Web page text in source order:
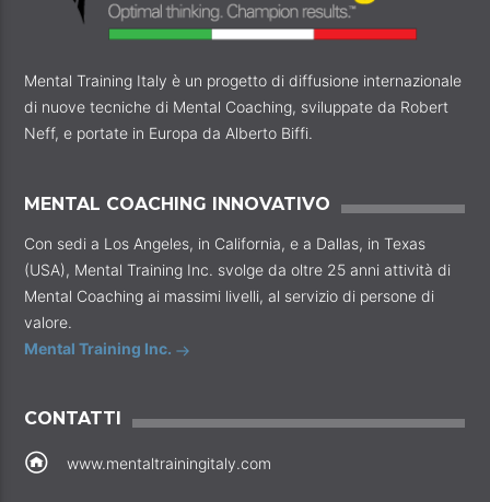
Mental Training Italy è un progetto di diffusione internazionale
di nuove tecniche di Mental Coaching, sviluppate da Robert
Neff, e portate in Europa da Alberto Biffi.
MENTAL COACHING INNOVATIVO
Con sedi a Los Angeles, in California, e a Dallas, in Texas
(USA), Mental Training Inc. svolge da oltre 25 anni attività di
Mental Coaching ai massimi livelli, al servizio di persone di
valore.
Mental Training Inc.
CONTATTI
www.mentaltrainingitaly.com